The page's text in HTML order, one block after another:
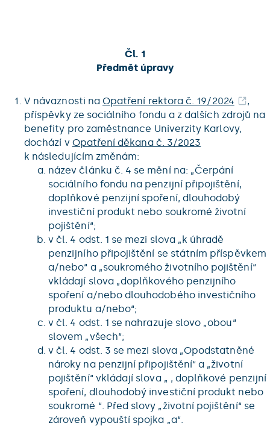
Čl. 1
Předmět úpravy
V návaznosti naOpatření rektora č. 19/2024
,
příspěvky ze sociálního fondu a z dalších zdrojů na
benefity pro zaměstnance Univerzity Karlovy,
dochází v Opatření děkana č. 3/2023
k následujícím změnám:
název článku č. 4 se mění na: „Čerpání
sociálního fondu na penzijní připojištění,
doplňkové penzijní spoření, dlouhodobý
investiční produkt nebo soukromé životní
pojištění“;
v čl. 4 odst. 1 se mezi slova „k úhradě
penzijního připojištění se státním příspěvkem
a/nebo“ a „soukromého životního pojištění“
vkládají slova „doplňkového penzijního
spoření a/nebo dlouhodobého investičního
produktu a/nebo“;
v čl. 4 odst. 1 se nahrazuje slovo „obou“
slovem „všech“;
v čl. 4 odst. 3 se mezi slova „Opodstatněné
nároky na penzijní připojištění“ a „životní
pojištění“ vkládají slova „ , doplňkové penzijní
spoření, dlouhodobý investiční produkt nebo
soukromé “. Před slovy „životní pojištění“ se
zároveň vypouští spojka „a“.